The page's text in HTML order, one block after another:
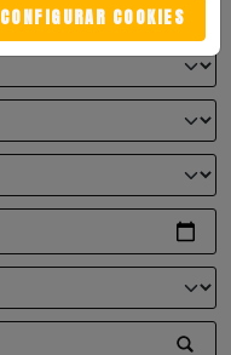
CONFIGURAR COOKIES